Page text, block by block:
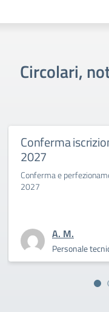
Circolari,
2026-
a.s. 2026-
La